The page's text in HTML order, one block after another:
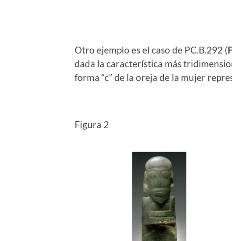
Otro ejemplo es el caso de PC.B.292 (
dada la característica más
forma “c” de la oreja de la mujer
Figura 2